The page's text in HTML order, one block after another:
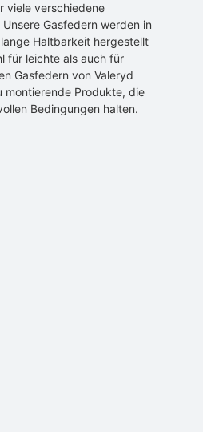
viele verschiedene
Gasfedern werden in
Haltbarkeit hergestellt
für leichte als auch für
Gasfedern von Valeryd
montierende Produkte, die
Bedingungen halten.